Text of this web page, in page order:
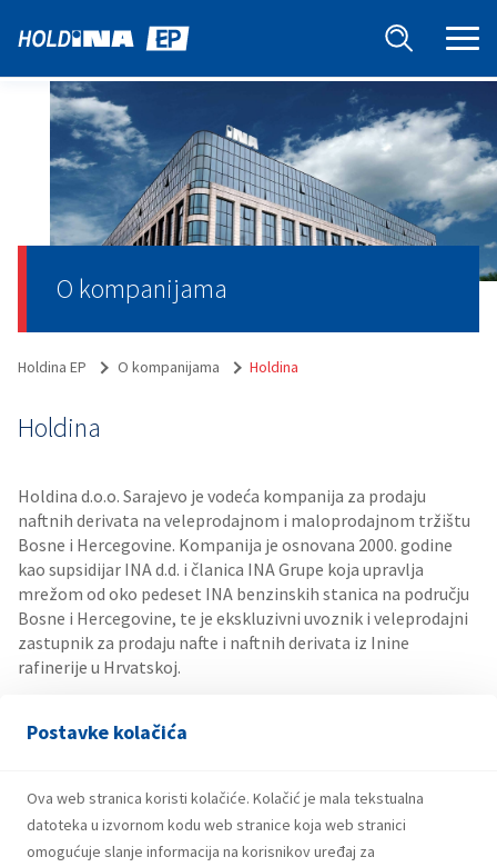
Postavke kolačića
Ova web stranica koristi kolačiće. Kolačić je mala tekstualna
datoteka u izvornom kodu web stranice koja web stranici
omogućuje slanje informacija na korisnikov uređaj za
O kompanijama
Holdina EP O kompanijama Holdina
Holdina
Holdina d.o.o. Sarajevo je vodeća kompanija za prodaju
naftnih derivata na veleprodajnom i maloprodajnom tržištu
Bosne i Hercegovine. Kompanija je osnovana 2000. godine
kao supsidijar INA d.d. i članica INA Grupe koja upravlja
mrežom od oko pedeset INA benzinskih stanica na području
Bosne i Hercegovine, te je ekskluzivni uvoznik i veleprodajni
zastupnik za prodaju nafte i naftnih derivata iz Inine
rafinerije u Hrvatskoj.
i Hercegovine kao najveća mreža benzinskih stanica u zemlji
Ukupan broj zaposlenih u Holdini se kreće oko 550.
Kompanija teži zapošljavanju visokomotiviranih,
proaktivnih ljudi koji žele biti dio pozitivnih promjena i